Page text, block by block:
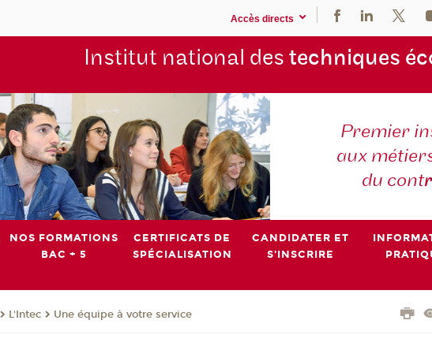
Accès directs
Institut national des techniques
Premier
aux
du cont
NOS FORMATIONS
BAC + 5
CERTIFICATS DE
SPÉCIALISATION
CANDIDATER ET
S'INSCRIRE
L'Intec Une équipe à votre service